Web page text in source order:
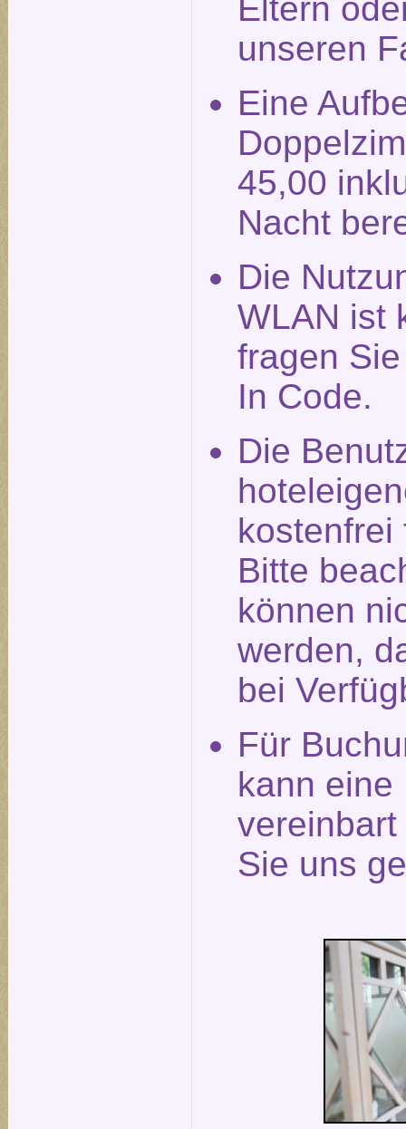
Eltern
unseren
Eine
45,00
Nacht
Die
WLAN ist
fragen
In Code.
Die
kostenfrei
Bitte
können
werden,
bei
Für
kann eine
Sie uns